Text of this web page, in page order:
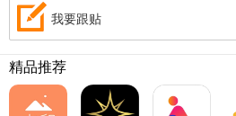
我要跟贴
精品推荐